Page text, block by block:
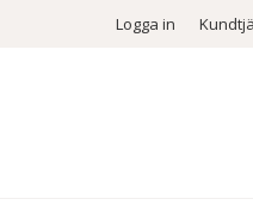
Logga in